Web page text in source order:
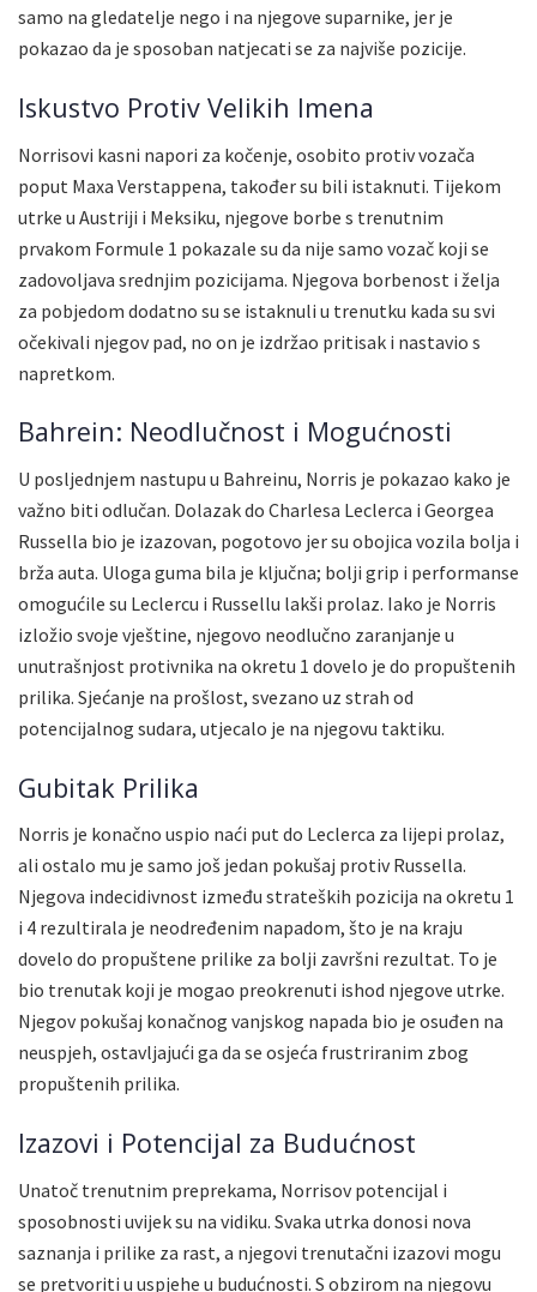
samo na gledatelje nego i na njegove suparnike, jer je
pokazao da je sposoban natjecati se za najviše pozicije.
Iskustvo Protiv Velikih Imena
Norrisovi kasni napori za kočenje, osobito protiv vozača
poput Maxa Verstappena, također su bili istaknuti. Tijekom
utrke u Austriji i Meksiku, njegove borbe s trenutnim
prvakom Formule 1 pokazale su da nije samo vozač koji se
zadovoljava srednjim pozicijama. Njegova borbenost i želja
za pobjedom dodatno su se istaknuli u trenutku kada su svi
očekivali njegov pad, no on je izdržao pritisak i nastavio s
napretkom.
Bahrein: Neodlučnost i Mogućnosti
U posljednjem nastupu u Bahreinu, Norris je pokazao kako je
važno biti odlučan. Dolazak do Charlesa Leclerca i Georgea
Russella bio je izazovan, pogotovo jer su obojica vozila bolja i
brža auta. Uloga guma bila je ključna; bolji grip i performanse
omogućile su Leclercu i Russellu lakši prolaz. Iako je Norris
izložio svoje vještine, njegovo neodlučno zaranjanje u
unutrašnjost protivnika na okretu 1 dovelo je do propuštenih
prilika. Sjećanje na prošlost, svezano uz strah od
potencijalnog sudara, utjecalo je na njegovu taktiku.
Gubitak Prilika
Norris je konačno uspio naći put do Leclerca za lijepi prolaz,
ali ostalo mu je samo još jedan pokušaj protiv Russella.
Njegova indecidivnost između strateških pozicija na okretu 1
i 4 rezultirala je neodređenim napadom, što je na kraju
dovelo do propuštene prilike za bolji završni rezultat. To je
bio trenutak koji je mogao preokrenuti ishod njegove utrke.
Njegov pokušaj konačnog vanjskog napada bio je osuđen na
neuspjeh, ostavljajući ga da se osjeća frustriranim zbog
propuštenih prilika.
Izazovi i Potencijal za Budućnost
Unatoč trenutnim preprekama, Norrisov potencijal i
sposobnosti uvijek su na vidiku. Svaka utrka donosi nova
saznanja i prilike za rast, a njegovi trenutačni izazovi mogu
se pretvoriti u uspjehe u budućnosti. S obzirom na njegovu